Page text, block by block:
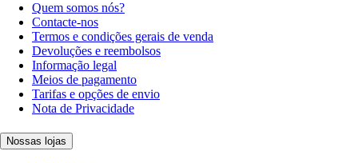
Quem somos nós?
Contacte-nos
Termos e condições gerais de venda
Devoluções e reembolsos
Informação legal
Meios de pagamento
Tarifas e opções de envio
Nota de Privacidade
Nossas lojas